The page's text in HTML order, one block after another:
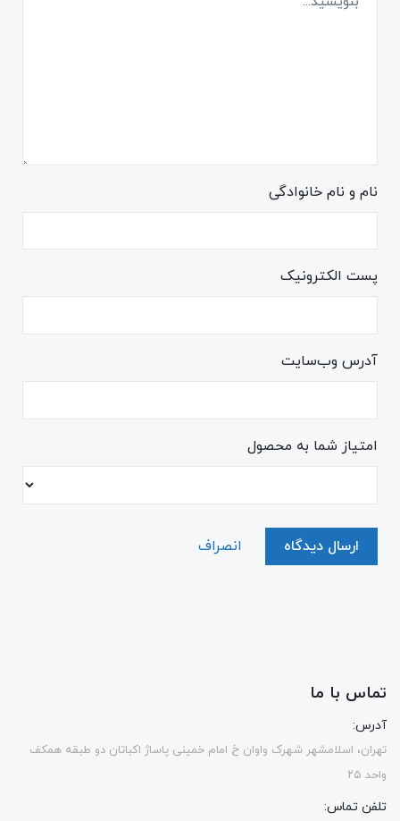
نام و نام خانوادگی
پست الکترونیک
آدرس وب‌سایت
امتیاز شما به محصول
ارسال دیدگاه انصراف
تماس با ما
آدرس:
تهران، اسلامشهر شهرک واوان خ امام خمینی پاساژ اکباتان دو طبقه همکف
واحد ۲۵
تلفن تماس: